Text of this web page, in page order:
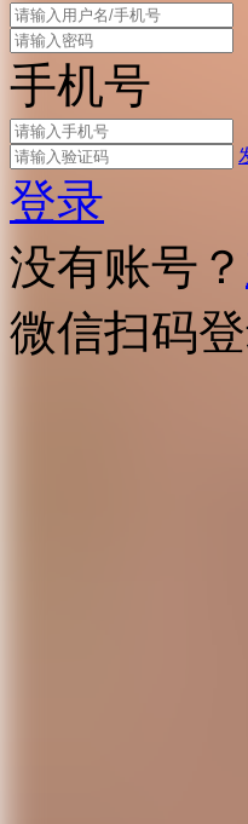
手机号
登录
没有账号？
微信扫码